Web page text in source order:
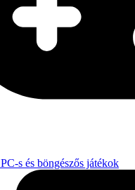
PC-s és böngészős játékok